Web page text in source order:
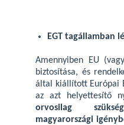
EGT tagállamban
Amennyiben EU
biztosítása, és
által kiállított Európai
az azt helyettesítő
orvosilag
magyarországi